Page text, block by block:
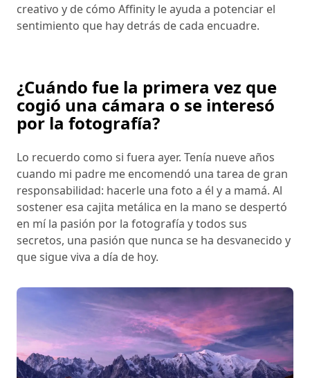
creativo y de cómo Affinity le ayuda a potenciar el
sentimiento que hay detrás de cada encuadre.
¿Cuándo fue la primera vez que
cogió una cámara o se interesó
por la fotografía?
Lo recuerdo como si fuera ayer. Tenía nueve años
cuando mi padre me encomendó una tarea de gran
responsabilidad: hacerle una foto a él y a mamá. Al
sostener esa cajita metálica en la mano se despertó
en mí la pasión por la fotografía y todos sus
secretos, una pasión que nunca se ha desvanecido y
que sigue viva a día de hoy.